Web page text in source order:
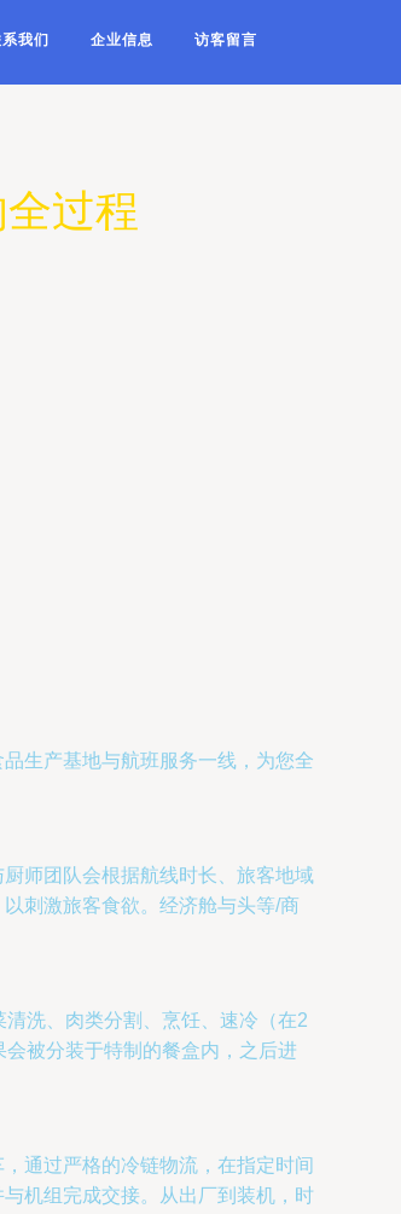
我们 企业信息 访客留言
过程
生产基地与航班服务一线，为您全
师团队会根据航线时长、旅客地域
刺激旅客食欲。经济舱与头等/商
洗、肉类分割、烹饪、速冷（在2
被分装于特制的餐盒内，之后进
通过严格的冷链物流，在指定时间
机组完成交接。从出厂到装机，时